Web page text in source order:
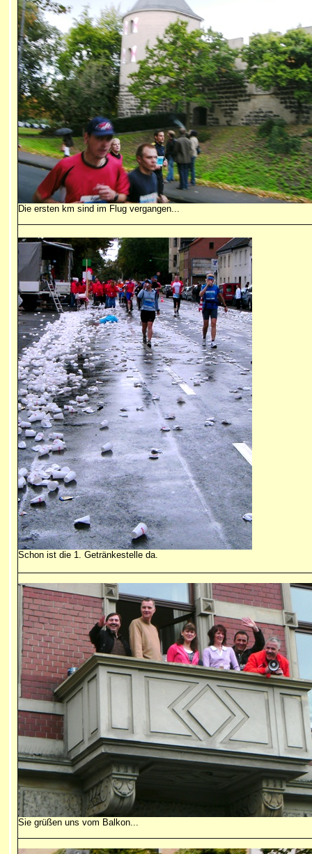
Die ersten km sind im Flug vergangen...
Schon ist die 1. Getränkestelle da.
Sie grüßen uns vom Balkon...